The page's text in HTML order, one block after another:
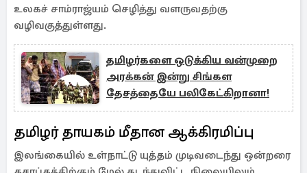
உலகச் சாம்ராஜ்யம் செழித்து வளருவதற்கு
வழிவகுத்துள்ளது.
தமிழர்களை ஒடுக்கிய வன்முறை
அரக்கன் இன்று சிங்கள
தேசத்தையே பலிகேட்கிறானா!
தமிழர் தாயகம் மீதான ஆக்கிரமிப்பு
இலங்கையில் உள்நாட்டு யுத்தம் முடிவடைந்து ஒன்றரை